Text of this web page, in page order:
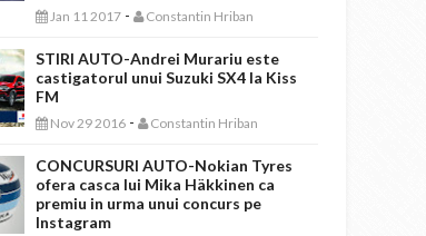
Jan 11 2017 - Constantin Hriban
STIRI AUTO-Andrei Murariu este
castigatorul unui Suzuki SX4 la Kiss
FM
Nov 29 2016 - Constantin Hriban
CONCURSURI AUTO-Nokian Tyres
ofera casca lui Mika Häkkinen ca
premiu in urma unui concurs pe
Instagram